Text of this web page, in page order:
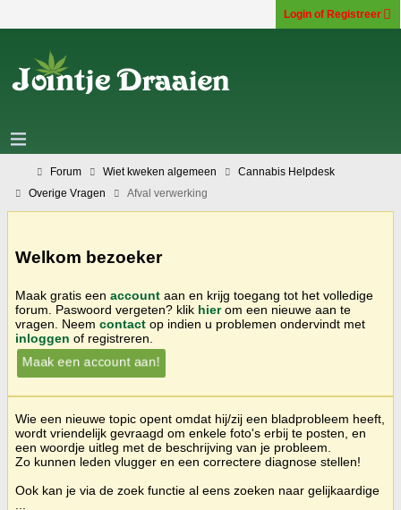
Login of Registreer
Forum Wiet kweken algemeen
Cannabis Helpdesk
Overige Vragen
Afval verwerking
Welkom bezoeker
Maak gratis een account aan en krijg toegang tot het volledige
forum. Paswoord vergeten? klik hierom een nieuwe aan te
vragen. Neem contact op indien u problemen ondervindt met
inloggen of registreren.
Maak een account aan!
Wie een nieuwe topic opent omdat hij/zij een bladprobleem heeft,
wordt vriendelijk gevraagd om enkele foto's erbij te posten, en
een woordje uitleg met de beschrijving van je probleem.
Zo kunnen leden vlugger en een correctere diagnose stellen!
Ook kan je via de zoek functie al eens zoeken naar gelijkaardige